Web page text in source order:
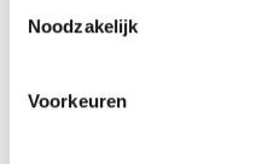
Noodzakelijk
Voorkeuren
Hoe we onze